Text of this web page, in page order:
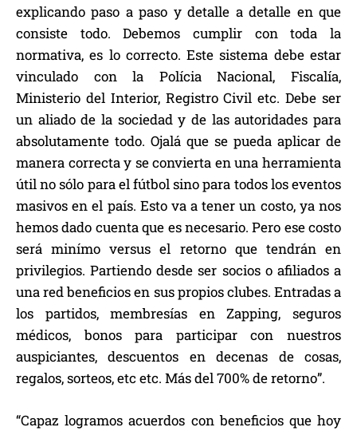
explicando paso a paso y detalle a detalle en que
consiste todo. Debemos cumplir con toda la
normativa, es lo correcto. Este sistema debe estar
vinculado con la Polícia Nacional, Fiscalía,
Ministerio del Interior, Registro Civil etc. Debe ser
un aliado de la sociedad y de las autoridades para
absolutamente todo. Ojalá que se pueda aplicar de
manera correcta y se convierta en una herramienta
útil no sólo para el fútbol sino para todos los eventos
masivos en el país. Esto va a tener un costo, ya nos
hemos dado cuenta que es necesario. Pero ese costo
será minímo versus el retorno que tendrán en
privilegios. Partiendo desde ser socios o afiliados a
una red beneficios en sus propios clubes. Entradas a
los partidos, membresías en Zapping, seguros
médicos, bonos para participar con nuestros
auspiciantes, descuentos en decenas de cosas,
regalos, sorteos, etc etc. Más del 700% de retorno”.
“Capaz logramos acuerdos con beneficios que hoy